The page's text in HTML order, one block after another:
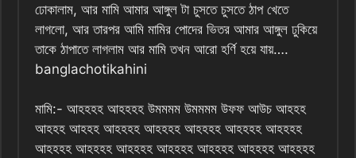
ঢোকালাম, আর মামি আমার আঙ্গুল টা চুসতে চুসতে ঠাপ খেতে
লাগলো, আর তারপর আমি মামির পোদের ভিতর আমার আঙ্গুল ঢুকিয়ে
তাকে ঠাপাতে লাগলাম আর মামি তখন আরো হর্ণি হয়ে যায়….
banglachotikahini
মামি:- আহহহহ আহহহহ উমমমম উমমমম উফফ আউচ আহহহ
আহহহ আহহহ আহহহহ আহহহহ আহহহহ আহহহহ আহহহহ
আহহহহ আহহহহ আহহহহ আহহহহ আহহহহ আহহহহ আহহহহ